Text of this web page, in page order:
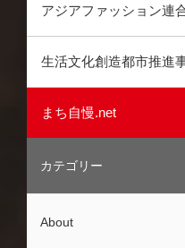
アジアファッション連
生活文化創造都市推進
まち自慢.net
カテゴリー
About